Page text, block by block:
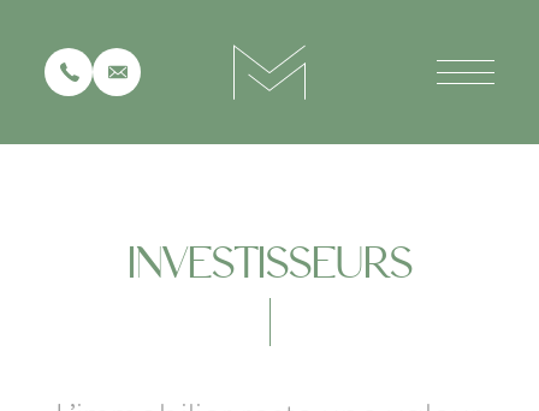
+32 472/55 02 72
INFO@SOLICO.EU
INVESTISSEURS